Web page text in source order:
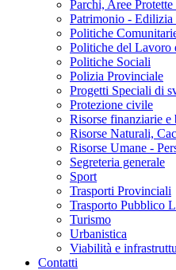
Parchi, Aree
Patrimonio - Edilizia
Politiche
Politiche del Lavoro
Politiche Sociali
Polizia Provinciale
Progetti Speciali di
Protezione civile
Risorse finanziarie e
Risorse Naturali,
Risorse Umane -
Segreteria generale
Sport
Trasporti Provinciali
Trasporto Pubblico
Turismo
Urbanistica
Viabilità e
Contatti